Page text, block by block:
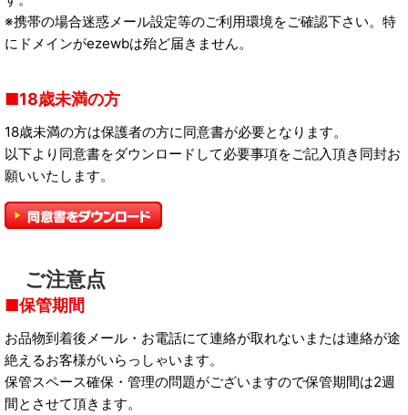
※携帯の場合迷惑メール設定等のご利用環境をご確認下さい。特
にドメインがezewbは殆ど届きません。
18歳未満の方
18歳未満の方は保護者の方に同意書が必要となります。
以下より同意書をダウンロードして必要事項をご記入頂き同封お
願いいたします。
ご注意点
保管期間
お品物到着後メール・お電話にて連絡が取れないまたは連絡が途
絶えるお客様がいらっしゃいます。
保管スペース確保・管理の問題がございますので保管期間は2週
間とさせて頂きます。